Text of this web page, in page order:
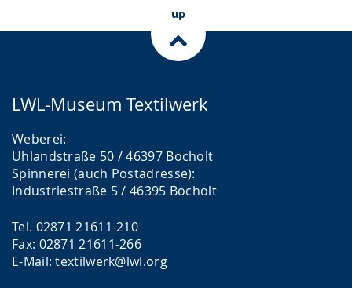
up
LWL-Museum Textilwerk
Weberei:
Uhlandstraße 50 / 46397 Bocholt
Spinnerei (auch Postadresse):
Industriestraße 5 / 46395 Bocholt
Tel. 02871 21611-210
Fax: 02871 21611-266
E-Mail: textilwerk@lwl.org